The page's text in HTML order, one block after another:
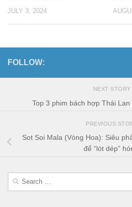
JULY 3, 2024
FOLLOW:
NEXT STORY
Top 3 phim bách hợp Thái
PREVIOUS
Sot Soi Mala (Vòng Hoa): Siêu
để “lót dép”
Search